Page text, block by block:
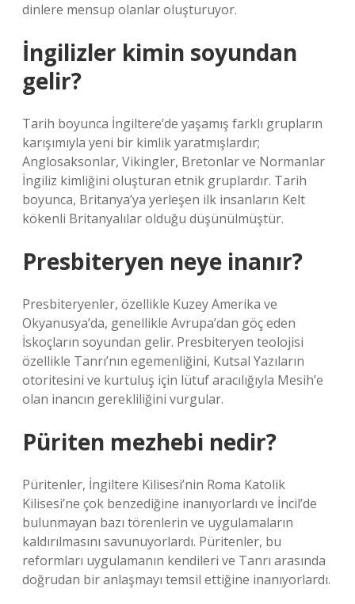
dinlere mensup olanlar oluşturuyor.
İngilizler kimin soyundan
gelir?
Tarih boyunca İngiltere’de yaşamış farklı grupların
karışımıyla yeni bir kimlik yaratmışlardır;
Anglosaksonlar, Vikingler, Bretonlar ve Normanlar
İngiliz kimliğini oluşturan etnik gruplardır. Tarih
boyunca, Britanya’ya yerleşen ilk insanların Kelt
kökenli Britanyalılar olduğu düşünülmüştür.
Presbiteryen neye inanır?
Presbiteryenler, özellikle Kuzey Amerika ve
Okyanusya’da, genellikle Avrupa’dan göç eden
İskoçların soyundan gelir. Presbiteryen teolojisi
özellikle Tanrı’nın egemenliğini, Kutsal Yazıların
otoritesini ve kurtuluş için lütuf aracılığıyla Mesih’e
olan inancın gerekliliğini vurgular.
Püriten mezhebi nedir?
Püritenler, İngiltere Kilisesi’nin Roma Katolik
Kilisesi’ne çok benzediğine inanıyorlardı ve İncil’de
bulunmayan bazı törenlerin ve uygulamaların
kaldırılmasını savunuyorlardı. Püritenler, bu
reformları uygulamanın kendileri ve Tanrı arasında
doğrudan bir anlaşmayı temsil ettiğine inanıyorlardı.